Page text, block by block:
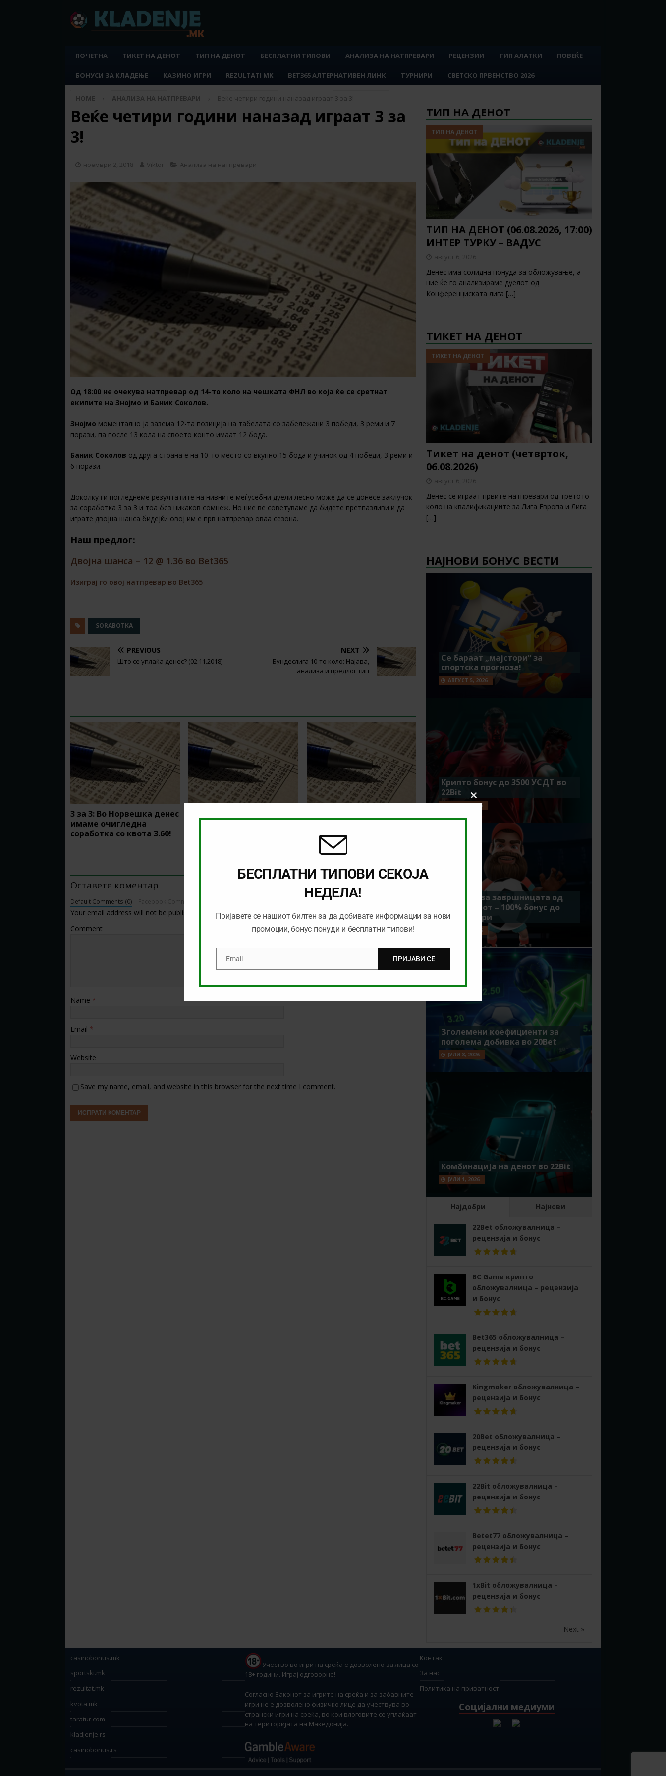
ПОЧЕТНА ТИКЕТ НА ДЕНОТ ТИП НА ДЕНОТ БЕСПЛАТНИ ТИПОВИ АНАЛИЗА НА НАТПРЕВАРИ РЕЦЕНЗИИ ТИП АЛАТКИ ПОВЕЌЕ
БОНУСИ ЗА КЛАДЕЊЕ КАЗИНО ИГРИ REZULTATI MK BET365 АЛТЕРНАТИВЕН ЛИНК ТУРНИРИ СВЕТСКО ПРВЕНСТВО 2026
HOME АНАЛИЗА НА НАТПРЕВАРИ Веќе четири години наназад играат 3 за 3!
Веќе четири години наназад играат 3 за
3!
ноември 2, 2018 Viktor Анализа на натпревари
Од 18:00 не очекува натпревар од 14-то коло на чешката ФНЛ во која ќе се сретнат
екипите на Знојмо и Баник Соколов.
Знојмо моментално ја зазема 12-та позиција на табелата со забележани 3 победи, 3 реми и 7
порази, па после 13 кола на своето конто имаат 12 бода.
Баник Соколов од друга страна е на 10-то место со вкупно 15 бода и учинок од 4 победи, 3 реми и
6 порази.
Доколку ги погледнеме резултатите на нивните меѓусебни дуели лесно може да се донесе заклучок
за соработка 3 за 3 и тоа без никаков сомнеж. Но ние ве советуваме да бидете претпазливи и да
играте двојна шанса бидејќи овој им е прв натпревар оваа сезона.
Наш предлог:
Двојна шанса – 12 @ 1.36 во Bet365
Изиграј го овој натпревар во Bet365
SORABOTKA
PREVIOUS
Што се уплаќа денес? (02.11.2018)
NEXT
Бундеслига 10-то коло: Најава,
анализа и предлог тип
3 за 3: Во Норвешка денес
имаме очигледна
соработка со квота 3.60!
за 3 во турската Супер
укажува на соработка, а
коефициентот за денес е
4.75!
Оставете коментар
Default Comments (0)
Your email address will not be published.
Comment
Name *
Email *
Website
Save my name, email, and website in this browser for the next time I comment.
ТИП НА ДЕНОТ
ТИП НА ДЕНОТ
ТИП НА ДЕНОТ (06.08.2026, 17:00)
ИНТЕР ТУРКУ – ВАДУС
август 6, 2026
Денес има солидна понуда за обложување, а
ние ќе го анализираме дуелот од
Конференциската лига […]
ТИКЕТ НА ДЕНОТ
ТИКЕТ НА ДЕНОТ
Тикет на денот (четврток,
06.08.2026)
август 6, 2026
Денес се играат првите натпревари од третото
коло на квалификациите за Лига Европа и Лига
[…]
НАЈНОВИ БОНУС ВЕСТИ
Се бараат „мајстори“ за
спортска прогноза!
АВГУСТ 5, 2026
Крипто бонус до 3500 УСДТ во
22Bit
ЈУЛИ 29, 2026
Идеално за завршницата од
Мундијалот – 100% бонус до
7500 денари
ЈУЛИ 15, 2026
Зголемени коефициенти за
поголема добивка во 20Bet
ЈУЛИ 8, 2026
Комбинација на денот во 22Bit
ЈУЛИ 1, 2026
Најдобри Најнови
22Bet обложувалница –
рецензија и бонус
BC Game крипто
обложувалница – рецензија
и бонус
Bet365 обложувалница –
рецензија и бонус
Kingmaker обложувалница –
рецензија и бонус
20Bet обложувалница –
рецензија и бонус
22Bit обложувалница –
рецензија и бонус
Betet77 обложувалница –
рецензија и бонус
1xBit обложувалница –
рецензија и бонус
Next »
casinobonus.mk
sportski.mk
rezultat.mk
kvota.mk
taratur.com
kladjenje.rs
casinobonus.rs
Учество во игри на среќа е дозволено за лица со
18+ години. Играј одговорно!
Согласно Законот за игрите на среќа и за забавните
игри не е дозволено физичко лице да учествува во
странски игри на среќа, во кои влоговите се уплаќаат
на територијата на Македонија.
Контакт
За нас
Политика на приватност
Социјални медиуми
Close
this
БЕСПЛАТНИ ТИПОВИ СЕКОЈА
НЕДЕЛА!
Пријавете се нашиот билтен за да добивате информации за нови
промоции, бонус понуди и бесплатни типови!
EmailEmail ПРИЈАВИ СЕ